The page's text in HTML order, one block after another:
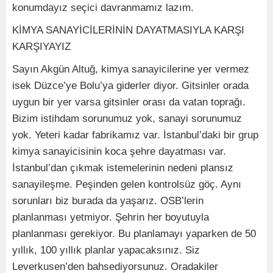
konumdayız seçici davranmamız lazım.
KİMYA SANAYİCİLERİNİN DAYATMASIYLA KARŞI
KARŞIYAYIZ
Sayın Akgün Altuğ, kimya sanayicilerine yer vermez
isek Düzce’ye Bolu’ya giderler diyor. Gitsinler orada
uygun bir yer varsa gitsinler orası da vatan toprağı.
Bizim istihdam sorunumuz yok, sanayi sorunumuz
yok. Yeteri kadar fabrikamız var. İstanbul’daki bir grup
kimya sanayicisinin koca şehre dayatması var.
İstanbul’dan çıkmak istemelerinin nedeni plansız
sanayileşme. Peşinden gelen kontrolsüz göç. Aynı
sorunları biz burada da yaşarız. OSB’lerin
planlanması yetmiyor. Şehrin her boyutuyla
planlanması gerekiyor. Bu planlamayı yaparken de 50
yıllık, 100 yıllık planlar yapacaksınız. Siz
Leverkusen’den bahsediyorsunuz. Oradakiler